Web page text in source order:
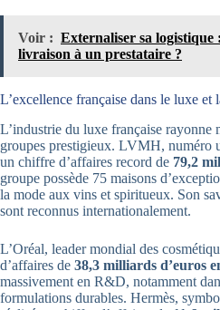
Voir : Externaliser sa
livraison à un prestataire ?
L’excellence française dans le luxe et
L’industrie du luxe française rayonne
groupes prestigieux. LVMH, numéro
un chiffre d’affaires record de 79,2
groupe possède 75 maisons
la mode aux vins et spiritueux. Son
sont reconnus internationalement.
L’Oréal, leader mondial des
d’affaires de 38,3 milliards d’euros
massivement en R&D, notamment
formulations durables. Hermès,